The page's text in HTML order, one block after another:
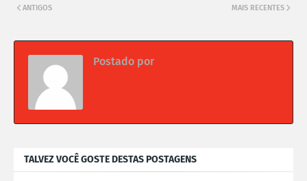
MAIS RECENTES
ANTIGOS
Postado por
TALVEZ VOCÊ GOSTE DESTAS POSTAGENS